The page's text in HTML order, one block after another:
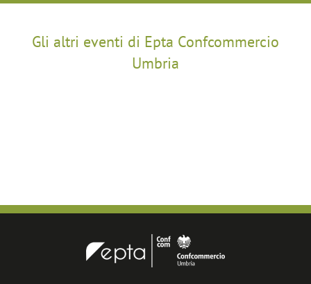
Gli altri eventi di Epta Confcommercio
Umbria